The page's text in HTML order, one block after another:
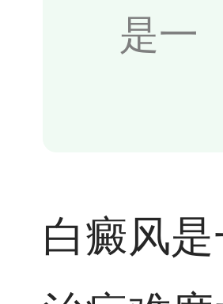
是一
白癜风